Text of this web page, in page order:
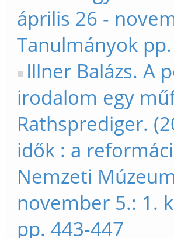
április 26 -
Tanulmányok
Illner Balázs. A
irodalom egy
Rathsprediger.
idők : a
Nemzeti
november 5.: 1.
pp. 443-447